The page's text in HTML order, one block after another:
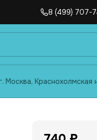
8 (499) 707-
Москва, Краснохолмская